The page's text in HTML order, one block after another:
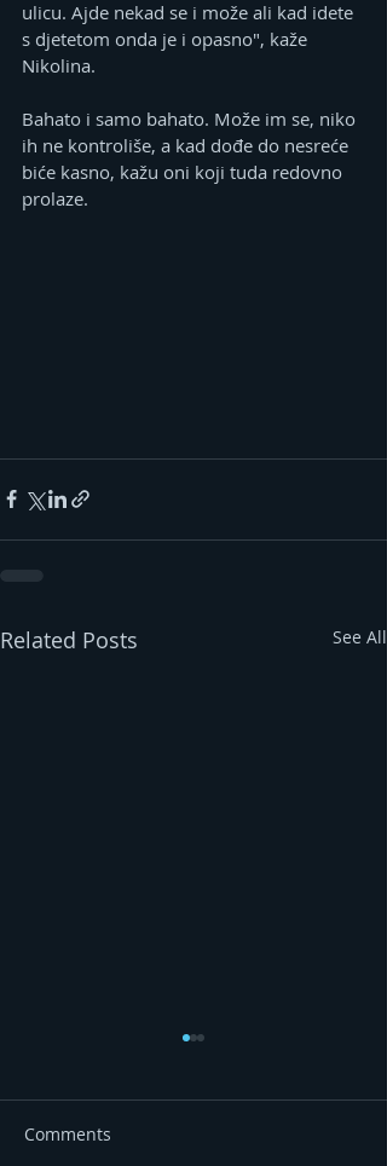
ulicu. Ajde nekad se i može ali kad idete
s djetetom onda je i opasno", kaže
Nikolina.
Bahato i samo bahato. Može im se, niko
ih ne kontroliše, a kad dođe do nesreće
biće kasno, kažu oni koji tuda redovno
prolaze.
Related Posts See All
Comments